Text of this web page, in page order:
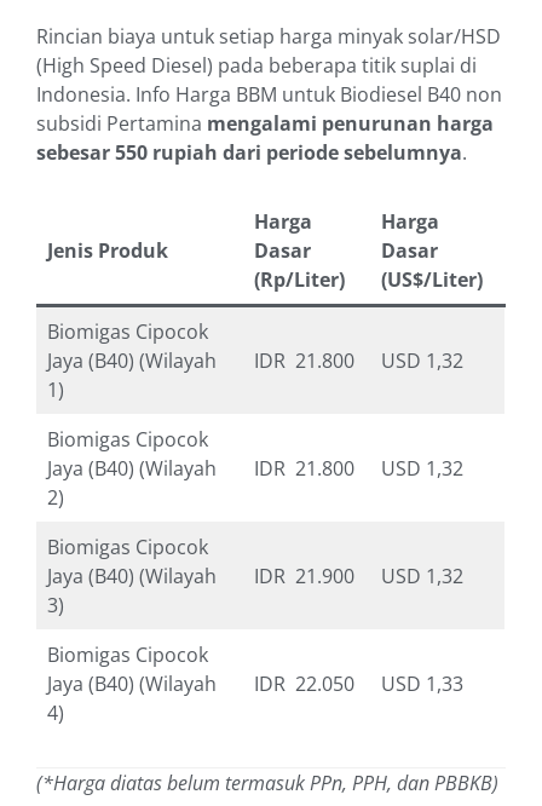
Rincian biaya untuk setiap harga minyak solar/HSD
(High Speed Diesel) pada beberapa titik suplai di
Indonesia. Info Harga BBM untuk Biodiesel B40 non
subsidi Pertamina mengalami penurunan harga
sebesar 550 rupiah dari periode sebelumnya.
Jenis Produk
Harga
Dasar
(Rp/Liter)
Harga
Dasar
(US$/Liter)
Biomigas Cipocok
Jaya (B40) (Wilayah
1)
IDR 21.800 USD 1,32
Biomigas Cipocok
Jaya (B40) (Wilayah
2)
IDR 21.800 USD 1,32
Biomigas Cipocok
Jaya (B40) (Wilayah
3)
IDR 21.900 USD 1,32
Biomigas Cipocok
Jaya (B40) (Wilayah
4)
IDR 22.050 USD 1,33
(*Harga diatas belum termasuk PPn, PPH, dan PBBKB)